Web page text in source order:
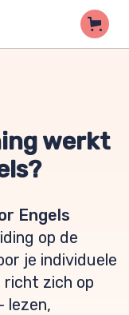
werkt
Engels
op de
je individuele
richt zich op
lezen,